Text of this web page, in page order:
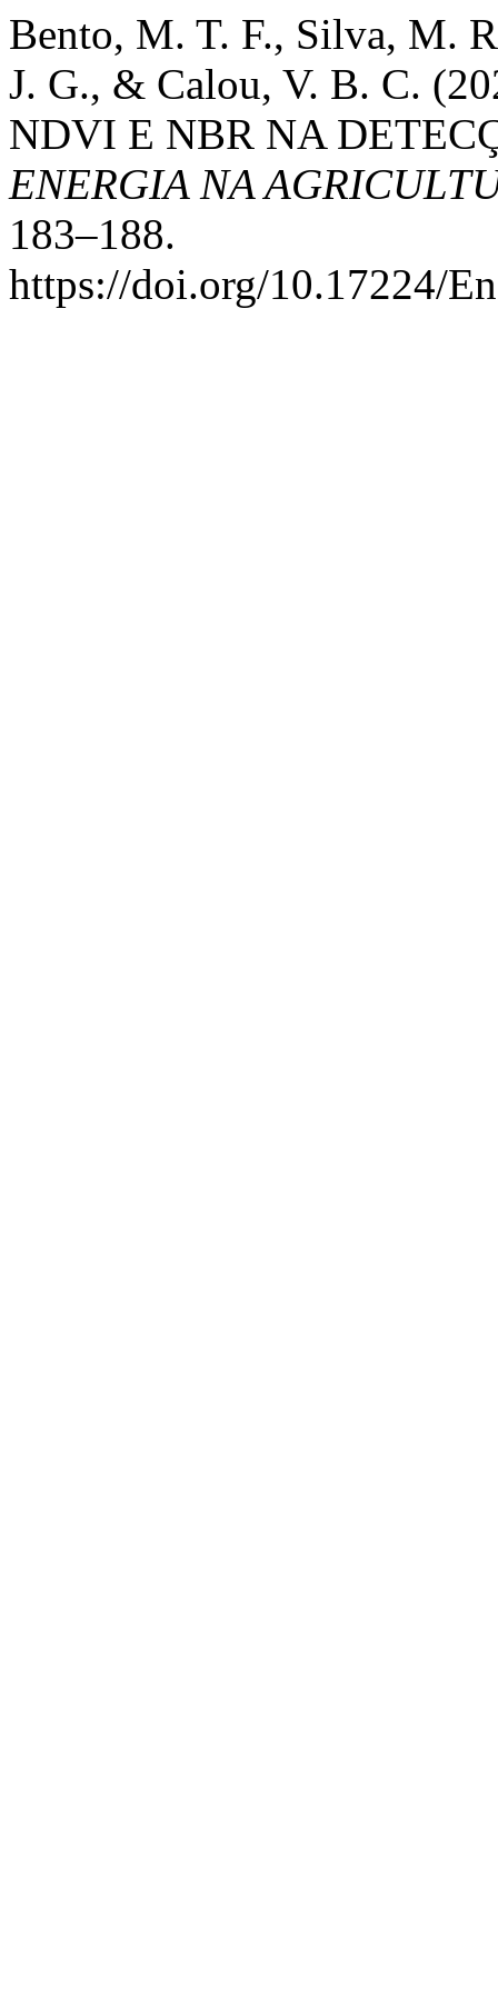
Bento, M. T. F., Silva, M.
J. G., & Calou, V. B. C.
NDVI E NBR NA
ENERGIA NA
183–188.
https://doi.org/10.17224/